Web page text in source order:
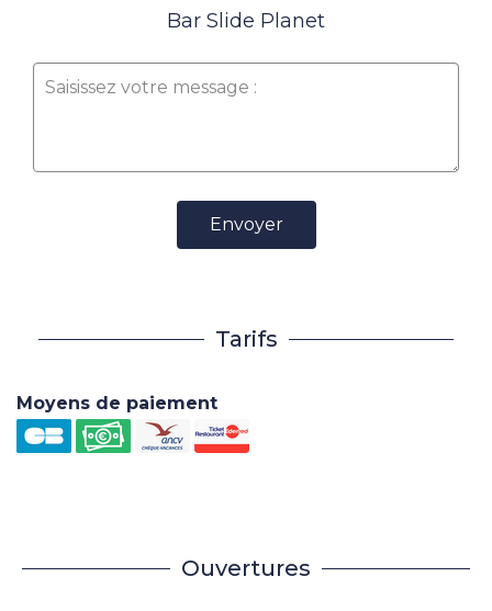
Bar Slide Planet
Envoyer
Tarifs
Moyens de paiement
Ouvertures